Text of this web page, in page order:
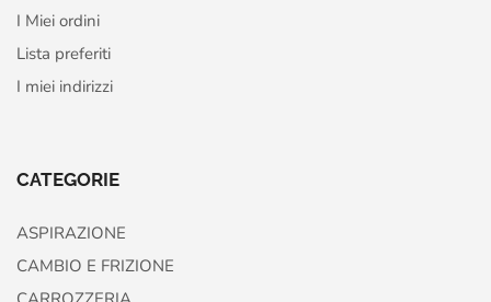
I Miei ordini
Lista preferiti
I miei indirizzi
CATEGORIE
ASPIRAZIONE
CAMBIO E FRIZIONE